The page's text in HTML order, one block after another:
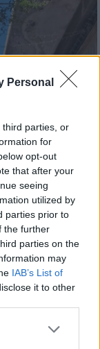
Personal
third parties, or
for
opt-out
that after your
seeing
utilized by
parties prior to
the further
parties on the
may
IAB’s List of
it to other